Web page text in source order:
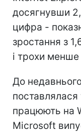
досягнувши
цифра -
зростання з
і трохи менше
До
працюють на
Microsoft